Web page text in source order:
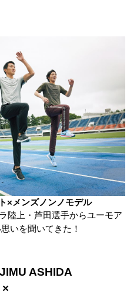
×メンズノンノモデル
陸上・芦田選手からユーモア
いを聞いてきた！
ASHIDA